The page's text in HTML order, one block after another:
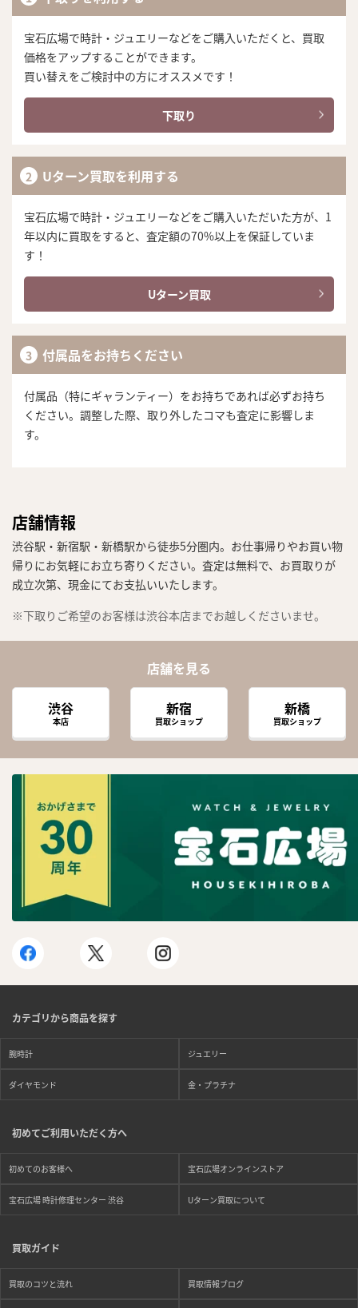
宝石広場で時計・ジュエリーなどをご購入いただくと、買取
価格をアップすることができます。
買い替えをご検討中の方にオススメです！
下取り
Uターン買取を利用する
宝石広場で時計・ジュエリーなどをご購入いただいた方が、1
年以内に買取をすると、査定額の70%以上を保証していま
す！
Uターン買取
付属品をお持ちください
付属品（特にギャランティー）をお持ちであれば必ずお持ち
ください。調整した際、取り外したコマも査定に影響しま
す。
店舗情報
渋谷駅・新宿駅・新橋駅から徒歩5分圏内。お仕事帰りやお買い物
帰りにお気軽にお立ち寄りください。査定は無料で、お買取りが
成立次第、現金にてお支払いいたします。
※下取りご希望のお客様は渋谷本店までお越しくださいませ。
店舗を見る
渋谷
本店
新宿
買取ショップ
新橋
買取ショップ
カテゴリから商品を探す
腕時計 ジュエリー
ダイヤモンド 金・プラチナ
初めてご利用いただく方へ
初めてのお客様へ 宝石広場オンラインストア
宝石広場 時計修理センター 渋谷 Uターン買取について
買取ガイド
買取のコツと流れ 買取情報ブログ